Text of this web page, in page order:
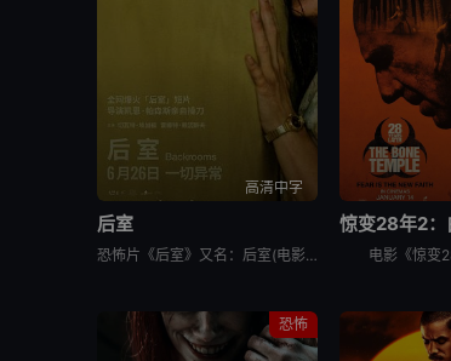
高清中字
后室
恐怖片《后室》又名：后室(电影版),边缘空间：电影,嚇房(港),嚇房(戏院独家加长版),Backrooms: Everything Must Go Edition w,Bonus Footage,Ba
惊变28年2：
恐怖